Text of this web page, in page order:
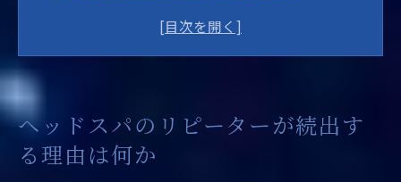
定期的な施術がもたらす長期効果
リラクゼーション効果が高いヘッドスパの魅力
心地よいリラクゼーションの秘密
ヘッドスパのリピーターが続出す
る理由は何か